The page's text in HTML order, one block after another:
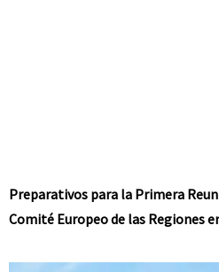
Preparativos para la Primera
Comité Europeo de las Regiones